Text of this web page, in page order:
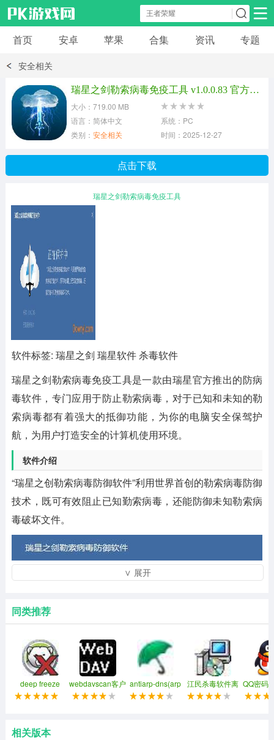
安卓应用 安卓游戏
模拟经营
首页 安卓 苹果 合集 资讯 专题
安全相关
瑞星之剑勒索病毒免疫工具 v1.0.0.83 官方最新版
大小：719.00 MB
语言：简体中文
系统：PC
类别： 安全相关 时间：2025-12-27
点击下载
瑞星之剑勒索病毒免疫工具
软件标签: 瑞星之剑 瑞星软件 杀毒软件
瑞星之剑勒索病毒免疫工具是一款由瑞星官方推出的防病
毒软件，专门应用于防止勒索病毒，对于已知和未知的勒
索病毒都有着强大的抵御功能，为你的电脑安全保驾护
航，为用户打造安全的计算机使用环境。
软件介绍
“瑞星之创勒索病毒防御软件”利用世界首创的勒索病毒防御
技术，既可有效阻止已知勤索病毒，还能防御未知勒索病
毒破坏文件。
瑞星之剑官方版特色
∨ 展开
同类推荐
deep freeze
password
webdavscan客户
端(web漏洞扫描
antiarp-dns(arp
和dns欺骗攻击监
江民杀毒软件离
线升级包
QQ密码
费
相关版本